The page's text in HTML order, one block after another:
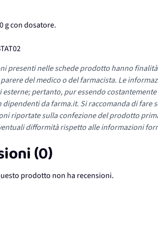
g con dosatore.
presenti nelle schede prodotto hanno
del medico o del farmacista. Le
esterne; pertanto, pur essendo
dipendenti da farma.it. Si raccomanda di
riportate sulla confezione del prodotto
difformità rispetto alle informazioni
(0)
prodotto non ha recensioni.